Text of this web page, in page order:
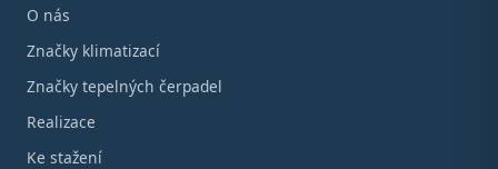
O nás
Značky klimatizací
Značky tepelných čerpadel
Realizace
Ke stažení